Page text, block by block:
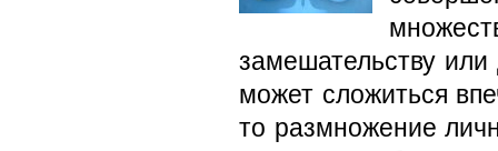
замешательству
может сложиться
то размножение